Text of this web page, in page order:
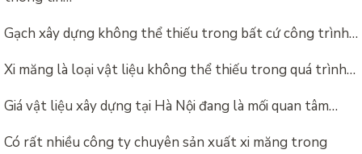
Gạch xây dựng không thể thiếu trong bất cứ công trình…
Xi măng là loại vật liệu không thể thiếu trong quá trình…
Giá vật liệu xây dựng tại Hà Nội đang là mối quan tâm…
Có rất nhiều công ty chuyên sản xuất xi măng trong